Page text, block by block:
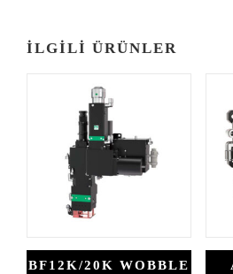
İLGILI ÜRÜNLER
BF12K/20K WOBBLE